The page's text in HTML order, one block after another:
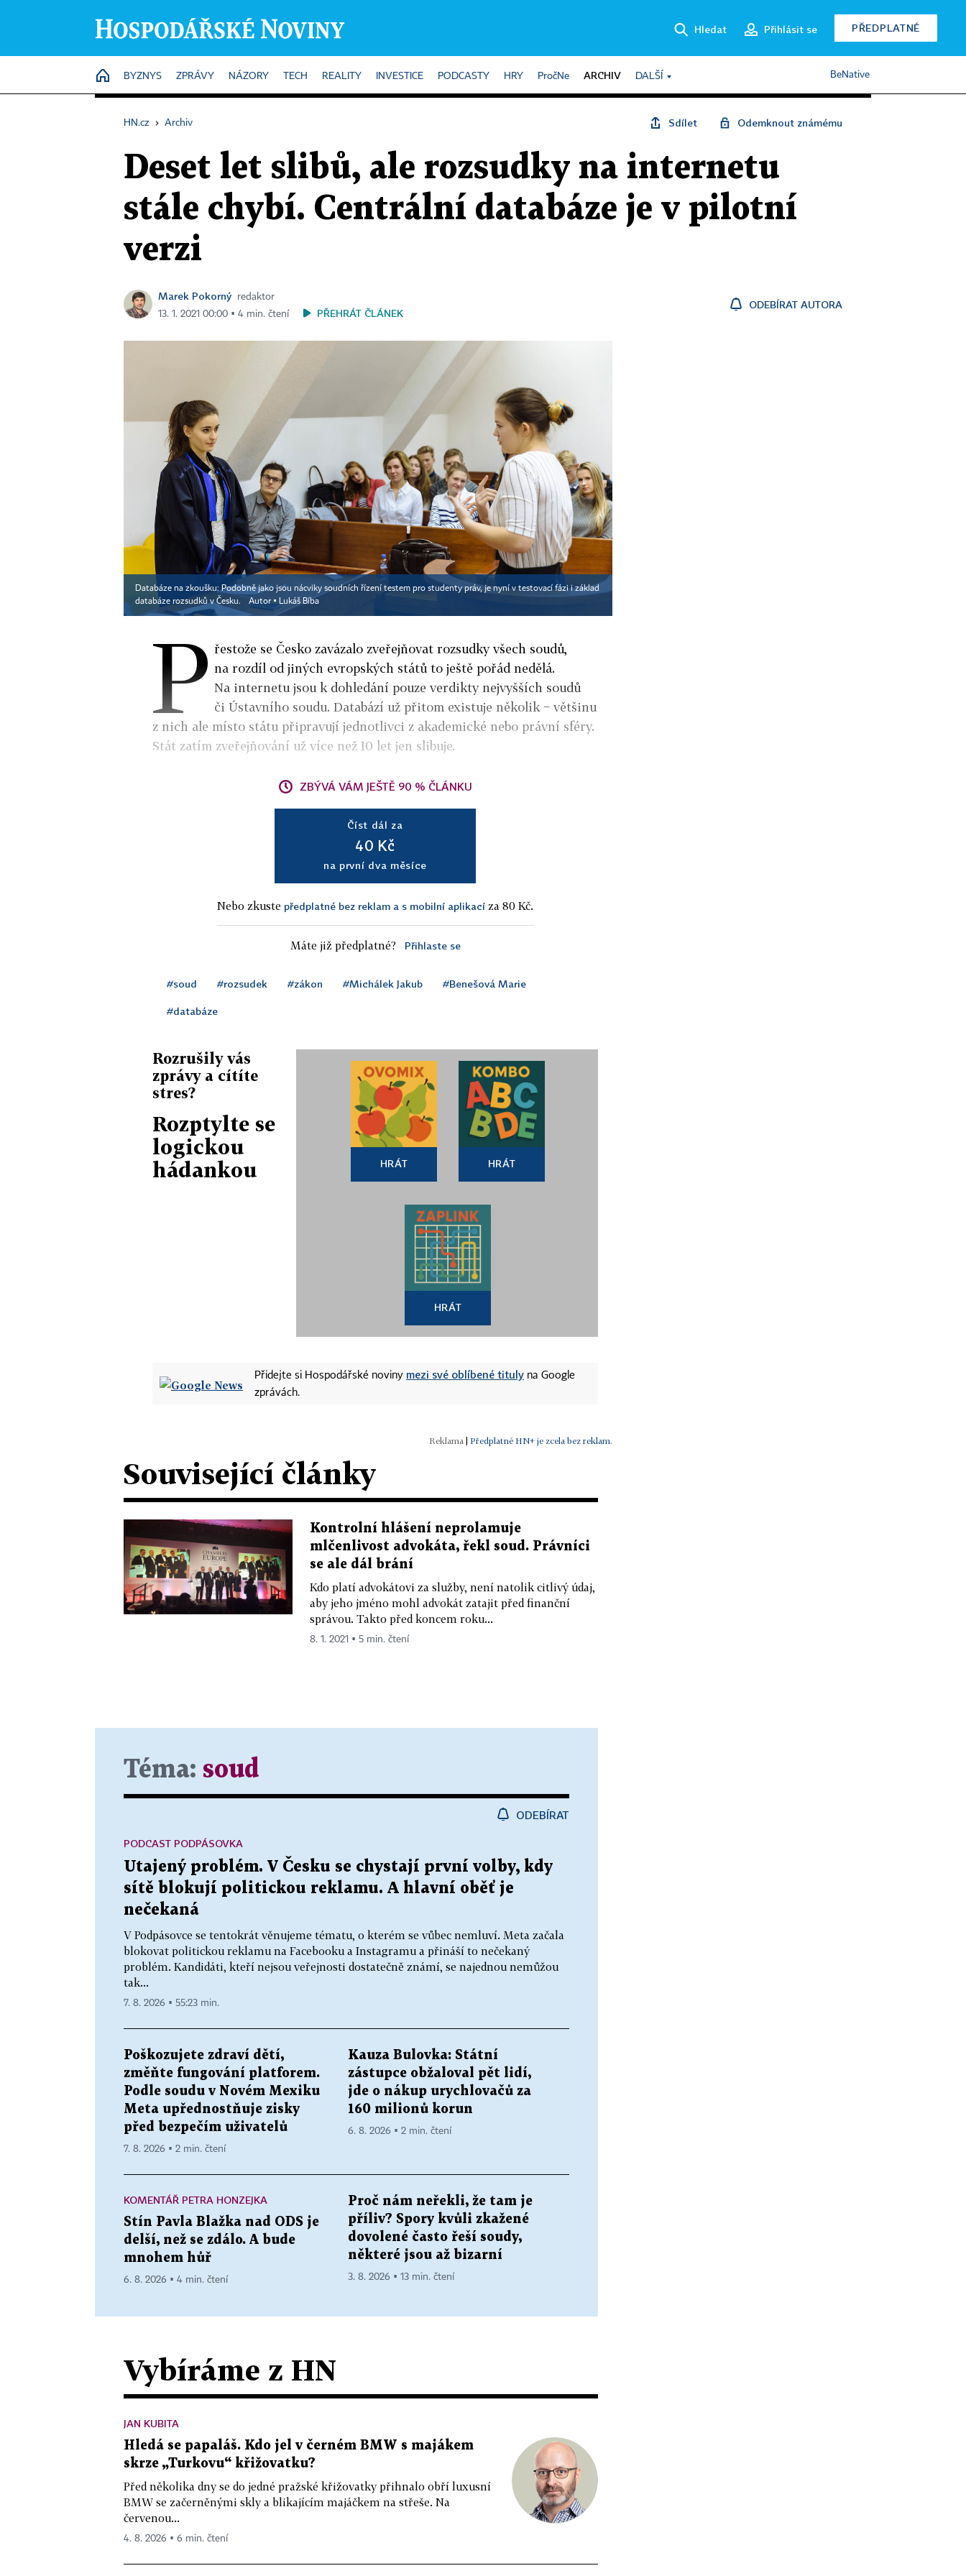
Hledat Přihlásit se PŘEDPLATNÉ
HOME
BYZNYS ZPRÁVY NÁZORY TECH REALITY INVESTICE PODCASTY HRY PročNe ARCHIV DALŠÍ BeNative
HN.cz › Archiv Sdílet Odemknout známému
Deset let slibů, ale rozsudky na internetu
stále chybí. Centrální databáze je v pilotní
verzi
Marek Pokorný
redaktor
13. 1. 2021 00:00 ▪ 4 min. čtení
PŘEHRÁT ČLÁNEK
ODEBÍRAT AUTORA
Databáze na zkoušku: Podobně jako jsou nácviky soudních řízení testem pro studenty práv, je nyní v testovací fázi i základ
databáze rozsudků v Česku.
Autor ▪ Lukáš Bíba
P řestože se Česko zavázalo zveřejňovat rozsudky všech soudů,
na rozdíl od jiných evropských států to ještě pořád nedělá.
Na internetu jsou k dohledání pouze verdikty nejvyšších soudů
či Ústavního soudu. Databází už přitom existuje několik − většinu
z nich ale místo státu připravují jednotlivci z akademické nebo právní sféry.
Stát zatím zveřejňování už více než 10 let jen slibuje.
ZBÝVÁ VÁM JEŠTĚ 90 % ČLÁNKU
Číst dál za
40 Kč
na první dva měsíce
Nebo zkuste předplatné bez reklam a s mobilní aplikací za 80 Kč.
Máte již předplatné? Přihlaste se
#soud #rozsudek #zákon #Michálek Jakub #Benešová Marie
#databáze
Rozrušily vás
zprávy a cítíte
stres?
Rozptylte se
logickou
hádankou
HRÁT HRÁT
HRÁT
Přidejte si Hospodářské noviny mezi své oblíbené tituly na Google
zprávách.
| Předplatné HN+ je zcela bez reklam.
Související články
Kontrolní hlášení neprolamuje
mlčenlivost advokáta, řekl soud. Právníci
se ale dál brání
Kdo platí advokátovi za služby, není natolik citlivý údaj,
aby jeho jméno mohl advokát zatajit před finanční
správou. Takto před koncem roku...
8. 1. 2021 ▪ 5 min. čtení
Téma: soud
ODEBÍRAT
Utajený problém. V Česku se chystají první volby, kdy
sítě blokují politickou reklamu. A hlavní oběť je
nečekaná
V Podpásovce se tentokrát věnujeme tématu, o kterém se vůbec nemluví. Meta začala
blokovat politickou reklamu na Facebooku a Instagramu a přináší to nečekaný
problém. Kandidáti, kteří nejsou veřejnosti dostatečně známí, se najednou nemůžou
tak...
PODCAST PODPÁSOVKA
7. 8. 2026 ▪ 55:23 min.
Poškozujete zdraví dětí,
změňte fungování platforem.
Podle soudu v Novém Mexiku
Meta upřednostňuje zisky
před bezpečím uživatelů
7. 8. 2026 ▪ 2 min. čtení
Kauza Bulovka: Státní
zástupce obžaloval pět lidí,
jde o nákup urychlovačů za
160 milionů korun
6. 8. 2026 ▪ 2 min. čtení
KOMENTÁŘ PETRA HONZEJKA
Stín Pavla Blažka nad ODS je
delší, než se zdálo. A bude
mnohem hůř
6. 8. 2026 ▪ 4 min. čtení
Proč nám neřekli, že tam je
příliv? Spory kvůli zkažené
dovolené často řeší soudy,
některé jsou až bizarní
3. 8. 2026 ▪ 13 min. čtení
Vybíráme z HN
JAN KUBITA
Hledá se papaláš. Kdo jel v černém BMW s majákem
skrze „Turkovu“ křižovatku?
Před několika dny se do jedné pražské křižovatky přihnalo obří luxusní
BMW se začerněnými skly a blikajícím majáčkem na střeše. Na
červenou...
4. 8. 2026 ▪ 6 min. čtení